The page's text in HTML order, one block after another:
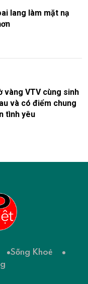
lang làm mặt nạ
vàng VTV cùng sinh
và có điểm chung
tình yêu
Sống Khoẻ